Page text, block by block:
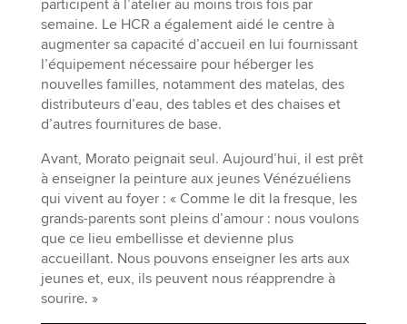
participent à l’atelier au moins trois fois par
semaine. Le HCR a également aidé le centre à
augmenter sa capacité d’accueil en lui fournissant
l’équipement nécessaire pour héberger les
nouvelles familles, notamment des matelas, des
distributeurs d’eau, des tables et des chaises et
d’autres fournitures de base.
Avant, Morato peignait seul. Aujourd’hui, il est prêt
à enseigner la peinture aux jeunes Vénézuéliens
qui vivent au foyer : « Comme le dit la fresque, les
grands-parents sont pleins d’amour : nous voulons
que ce lieu embellisse et devienne plus
accueillant. Nous pouvons enseigner les arts aux
jeunes et, eux, ils peuvent nous réapprendre à
sourire. »